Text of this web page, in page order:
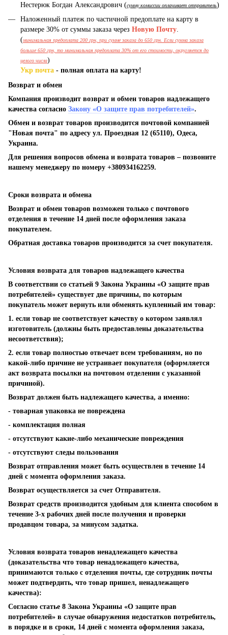
Нестерюк Богдан Александрович (сумму комиссии оплачивает отправитель)
Наложенный платеж по частичной предоплате на карту в
размере 30% от суммы заказа через Новую Почту.
(минимальная предоплата 200 грн, при сумме заказа до 650 грн. Если сумма заказа
больше 650 грн, то минимальная предоплата 30% от его стоимости, округляется до
целого числа)
Укр почта - полная оплата на карту!
Возврат и обмен
Компания производит возврат и обмен товаров надлежащего
качества согласно Закону «О защите прав потребителей».
Обмен и возврат товаров производится почтовой компанией
"Новая почта" по адресу ул. Проездная 12 (65110), Одеса,
Украина.
Для решения вопросов обмена и возврата товаров – позвоните
нашему менеджеру по номеру +380934162259.
Сроки возврата и обмена
Возврат и обмен товаров возможен только с почтового
отделения в течение 14 дней после оформления заказа
покупателем.
Обратная доставка товаров производится за счет покупателя.
Условия возврата для товаров надлежащего качества
В соответствии со статьей 9 Закона Украины «О защите прав
потребителей» существует две причины, по которым
покупатель может вернуть или обменять купленный им товар:
1. если товар не соответствует качеству о котором заявлял
изготовитель (должны быть предоставлены доказательства
несоответствия);
2. если товар полностью отвечает всем требованиям, но по
какой-либо причине не устраивает покупателя (оформляется
акт возврата посылки на почтовом отделении с указанной
причиной).
Возврат должен быть надлежащего качества, а именно:
- товарная упаковка не повреждена
- комплектация полная
- отсутствуют какие-либо механические повреждения
- отсутствуют следы пользования
Возврат отправления может быть осуществлен в течение 14
дней с момента оформления заказа.
Возврат осуществляется за счет Отправителя.
Возврат средств производится удобным для клиента способом в
течение 3-х рабочих дней после получения и проверки
продавцом товара, за минусом задатка.
Условия возврата товаров ненадлежащего качества
(доказательства что товар ненадлежащего качества,
принимаются только с отделения почты, где сотрудник почты
может подтвердить, что товар пришел, ненадлежащего
качества):
Согласно статье 8 Закона Украины «О защите прав
потребителей» в случае обнаружения недостатков потребитель,
в порядке и в сроки, 14 дней с момента оформления заказа,